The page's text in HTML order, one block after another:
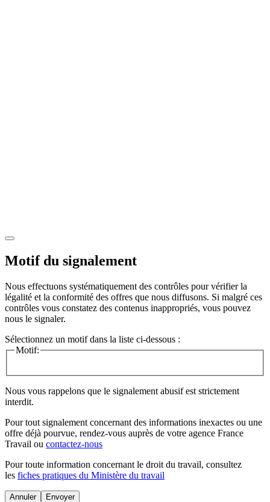
Motif du signalement
Nous effectuons systématiquement des contrôles pour vérifier la
légalité et la conformité des offres que nous diffusons. Si malgré ces
contrôles vous constatez des contenus inappropriés, vous pouvez
nous le signaler.
Sélectionnez un motif dans la liste ci-dessous :
Motif:
Nous vous rappelons que le signalement abusif est strictement
interdit.
Pour tout signalement concernant des informations inexactes ou une
offre déjà pourvue, rendez-vous auprès de votre agence France
Travail ou contactez-nous
Pour toute information concernant le droit du travail, consultez
les fiches pratiques du Ministère du travail
Annuler